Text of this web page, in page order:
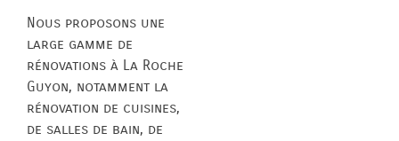
Nous proposons une
large gamme de
rénovations à La Roche
Guyon, notamment la
rénovation de cuisines,
de salles de bain, de